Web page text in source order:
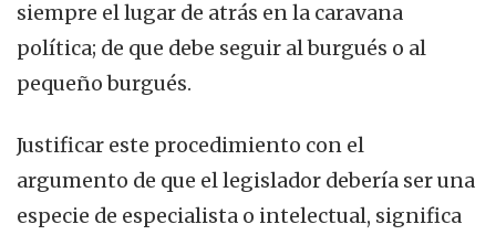
siempre el lugar de atrás en la caravana
política; de que debe seguir al burgués o al
pequeño burgués.
Justificar este procedimiento con el
argumento de que el legislador debería ser una
especie de especialista o intelectual, significa